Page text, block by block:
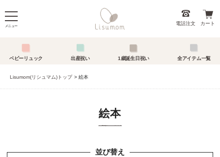
メニュー 電話注文 カート
ベビーリュック 出産祝い 1歳誕生日祝い 全アイテム一覧
Lisumom(リシュマム)トップ 絵本
絵本
並び替え